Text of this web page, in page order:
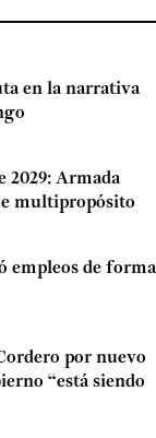
en la narrativa
2029: Armada
multipropósito
empleos de forma
por nuevo
“está siendo